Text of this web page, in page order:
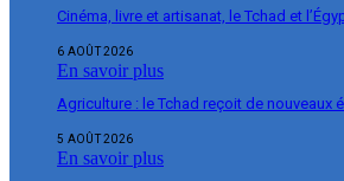
Cinéma, livre et artisanat, le Tchad et
6 AOÛT 2026
En savoir plus
Agriculture : le Tchad reçoit de
5 AOÛT 2026
En savoir plus